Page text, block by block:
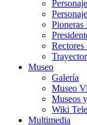
Pioneras
Museo
Galería
Museo
Museos
Wiki
Multimedia